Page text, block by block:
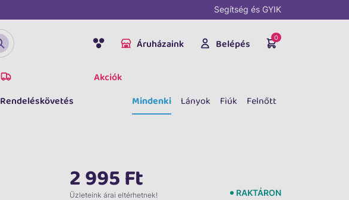
Segítség és GYIK
Áruházaink Belépés 0
Rendeléskövetés
Akciók
Mindenki
Lányok Fiúk Felnőtt
2 995 Ft
Üzleteink árai eltérhetnek! RAKTÁRON